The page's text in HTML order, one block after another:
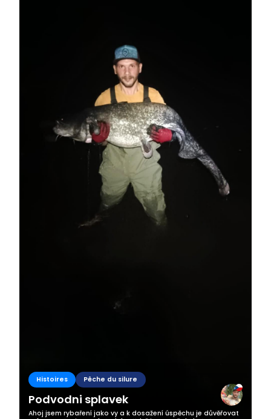
Histoires Pêche du silure
Podvodni splavek
Ahoj jsem rybaření jako vy a k dosažení úspěchu je důvěřovat